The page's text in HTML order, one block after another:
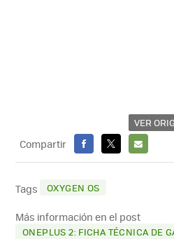
VER
Compartir
FACEBOOK
X
E-
Tags OXYGEN OS
Más información en el post
ONEPLUS 2: FICHA TÉCNICA DE